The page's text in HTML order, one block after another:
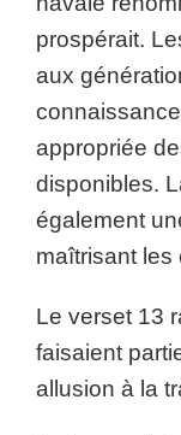
prospérait.
aux
appropriée
disponibles.
également
maîtrisant les
Le verset 13
faisaient
allusion à la